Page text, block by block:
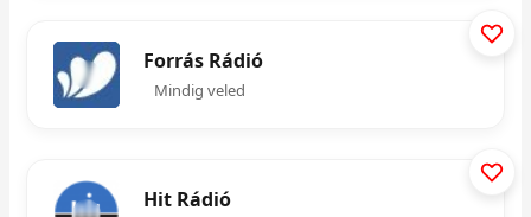
Forrás Rádió
Mindig veled
Hit Rádió